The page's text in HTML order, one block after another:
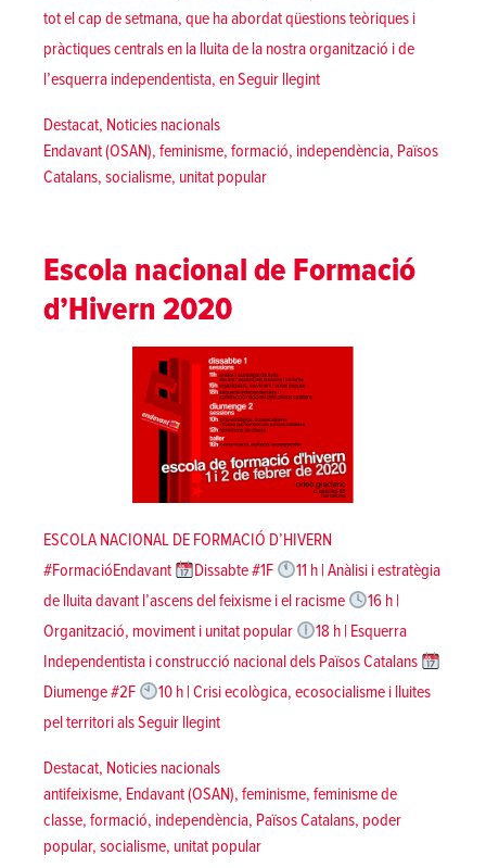
tot el cap de setmana, que ha abordat qüestions teòriques i
pràctiques centrals en la lluita de la nostra organització i de
l’esquerra independentista, enSeguir llegint«Èxit d’assistència i
Posted in
Destacat, Noticies nacionals
Tags:
Endavant (OSAN), feminisme, formació, independència, Països
Catalans, socialisme, unitat popular
Escola nacional de Formació
d’Hivern 2020
ESCOLA NACIONAL DE FORMACIÓ D’HIVERN
#FormacióEndavant
Dissabte #1F
11 h | Anàlisi i estratègia
de lluita davant l’ascens del feixisme i el racisme
16 h |
Organització, moviment i unitat popular
18 h | Esquerra
Independentista i construcció nacional dels Països Catalans
Diumenge #2F
10 h | Crisi ecològica, ecosocialisme i lluites
pel territori alsSeguir llegint«Escola nacional de Formació d’Hivern
Posted in
Destacat, Noticies nacionals
Tags:
antifeixisme, Endavant (OSAN), feminisme, feminisme de
classe, formació, independència, Països Catalans, poder
popular, socialisme, unitat popular